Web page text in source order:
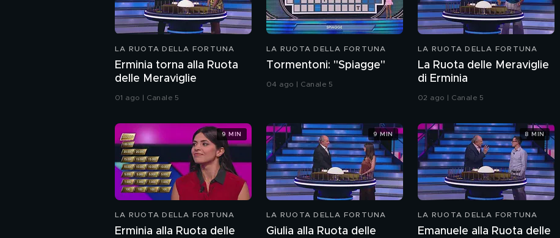
LA RUOTA DELLA FORTUNA
Erminia torna alla Ruota
delle Meraviglie
01 ago | Canale 5
LA RUOTA DELLA FORTUNA
Tormentoni: "Spiagge"
04 ago | Canale 5
LA RUOTA DELLA FORTUNA
La Ruota delle Meraviglie
di Erminia
02 ago | Canale 5
LA RUOTA DELLA FORTUNA
Erminia alla Ruota delle
9 MIN
LA RUOTA DELLA FORTUNA
Giulia alla Ruota delle
9 MIN
LA RUOTA DELLA FORTUNA
Emanuele alla Ruota delle
8 MIN